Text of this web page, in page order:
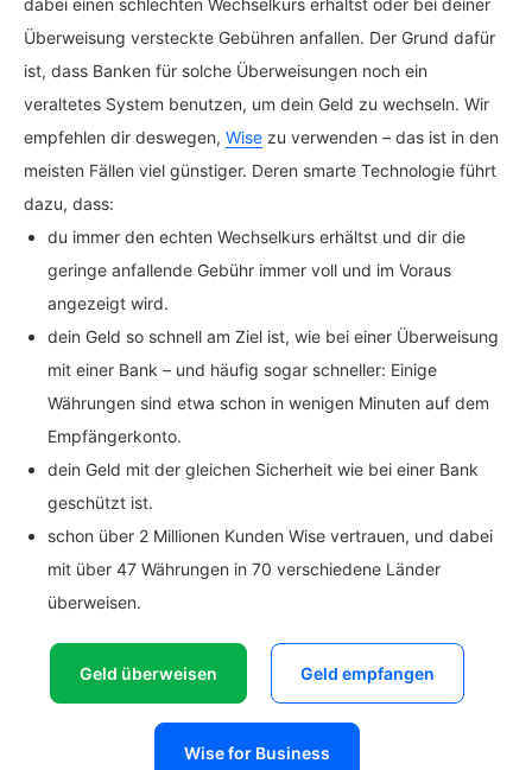
dabei einen schlechten Wechselkurs erhältst oder bei deiner
Überweisung versteckte Gebühren anfallen. Der Grund dafür
ist, dass Banken für solche Überweisungen noch ein
veraltetes System benutzen, um dein Geld zu wechseln. Wir
empfehlen dir deswegen, Wise zu verwenden – das ist in den
meisten Fällen viel günstiger. Deren smarte Technologie führt
dazu, dass:
du immer den echten Wechselkurs erhältst und dir die
geringe anfallende Gebühr immer voll und im Voraus
angezeigt wird.
dein Geld so schnell am Ziel ist, wie bei einer Überweisung
mit einer Bank – und häufig sogar schneller: Einige
Währungen sind etwa schon in wenigen Minuten auf dem
Empfängerkonto.
dein Geld mit der gleichen Sicherheit wie bei einer Bank
geschützt ist.
schon über 2 Millionen Kunden Wise vertrauen, und dabei
mit über 47 Währungen in 70 verschiedene Länder
überweisen.
Geld überweisen Geld empfangen
Wise for Business